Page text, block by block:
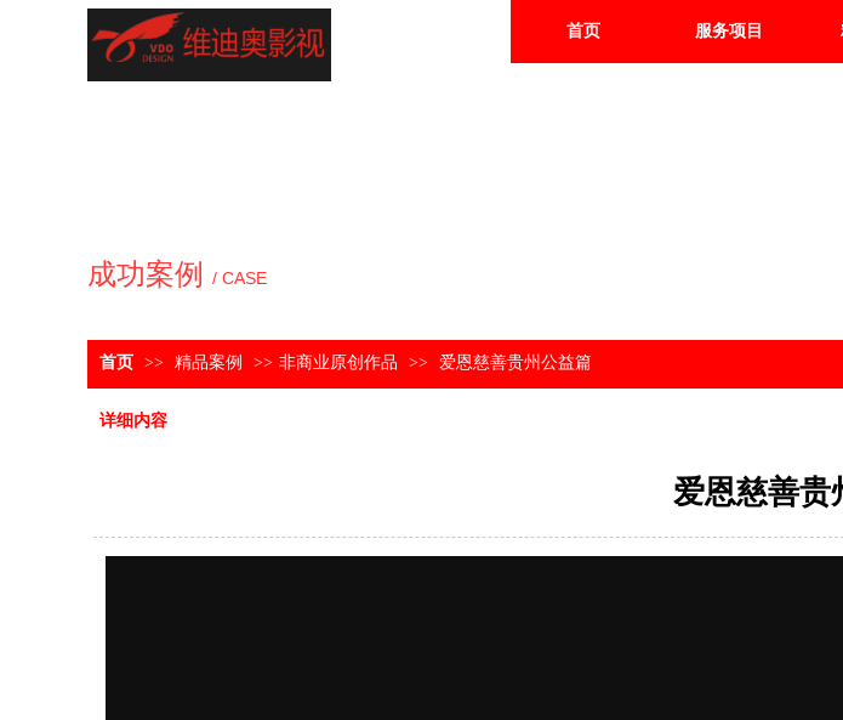
首页 服务项目
成功案例 / CASE
首页 >> 精品案例 >> 非商业原创作品 >> 爱恩慈善贵州公益篇
详细内容
爱恩慈善贵